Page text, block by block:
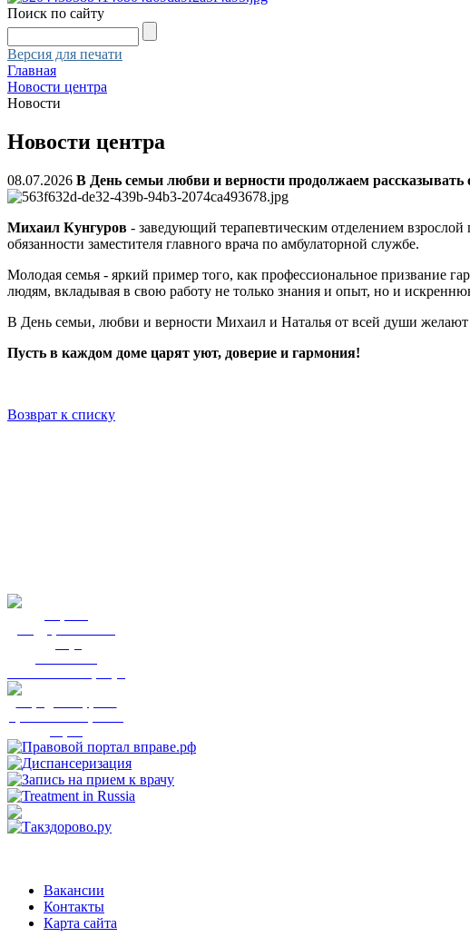
Поиск по сайту
Версия для печати
Главная
Новости центра
Новости
Новости центра
08.07.2026 В День семьи любви и верности продолжаем
Михаил Кунгуров - заведующий терапевтическим отделением
обязанности заместителя главного врача по амбулаторной службе.
Молодая семья - яркий пример того, как профессиональное призвание
людям, вкладывая в свою работу не только знания и опыт, но и
В День семьи, любви и верности Михаил и Наталья от всей души желают
Пусть в каждом доме царят уют, доверие и гармония!
Возврат к списку
Вакансии
Контакты
Карта сайта